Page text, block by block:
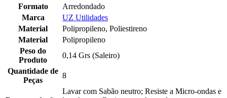
Formato
Arredondado
Marca
UZ Utilidades
Material
Polipropileno, Poliestireno
Material
Polipropileno
Peso do
Produto
0,14 Grs (Saleiro)
Quantidade de
Peças
8
Lavar com Sabão neutro; Resiste a Micro-ondas e